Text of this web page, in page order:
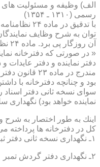
الف) وظیفه و مسئولیت های
رسمی (۱۳۱۰ ـ ۱۳۵۴)
با تدقیق در
توان به شرح وظایف
آن روزگار پی برد. ماده ۲۴ نظامنامه یاد شده مقرر می دارد:
« در صورتی كه دفترخانه
دفتر نماینده و دفتر
مندرج در ماده
بود و چنانچه دفترخانه با
سوای نسخه ثانی دفتر
نماینده خواهد بود) نگهداری
اینك به طور اختصار به شرح
كل در دفترخانه ها پرداخته
۱ـ نگهداری نسخه ثانی دفتر ثبت اسناد رسمی
۲ـ نگهداری دفتر گردش تمبر